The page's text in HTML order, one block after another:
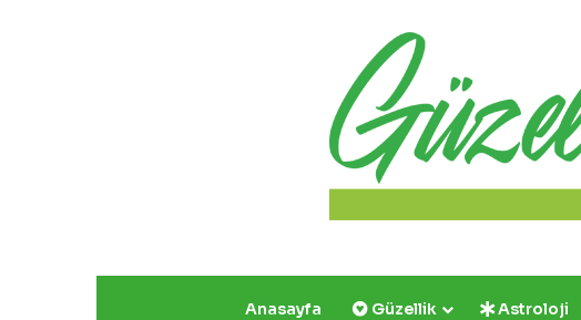
Anasayfa Güzellik Astroloji